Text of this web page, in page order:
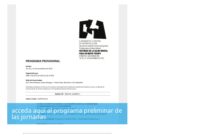
acceda aquí al programa preliminar de
las jornadas